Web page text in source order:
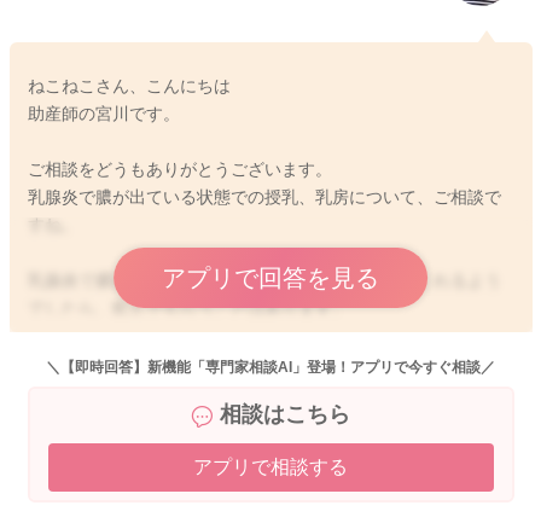
ねこねこさん、こんにちは
助産師の宮川です。
ご相談をどうもありがとうございます。
乳腺炎で膿が出ている状態での授乳、乳房について、ご相談で
乳腺炎で膿が出ている状態でも、お子さんが飲んでくれるよう
でしたら、飲んでもらうことはあります。
赤ちゃんの方が絞ったり、マッサージをして出すよりも上手に
吸い出してくれることもありますし、飲むことで赤ちゃんに何
今は左のお胸だけでの授乳だということなので、お胸の大きさ
に左右差が出てくるようになると思います。
アプリで回答を見る
＼【即時回答】新機能「専門家相談AI」登場！アプリで今すぐ相談／
相談はこちら
アプリで相談する